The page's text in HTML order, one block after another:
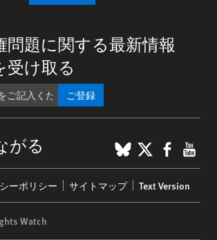
問題に関する最新情報
受け取る
ご登録
がる BlueSky
X
ーポリシー サイトマップ Text Version
Watch